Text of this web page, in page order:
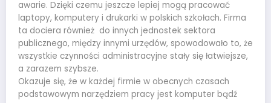
awarie. Dzięki czemu jeszcze lepiej mogą pracować
laptopy, komputery i drukarki w polskich szkołach. Firma
ta dociera również do innych jednostek sektora
publicznego, między innymi urzędów, spowodowało to, że
wszystkie czynności administracyjne stały się łatwiejsze,
a zarazem szybsze.
Okazuje się, że w każdej firmie w obecnych czasach
podstawowym narzędziem pracy jest komputer bądź